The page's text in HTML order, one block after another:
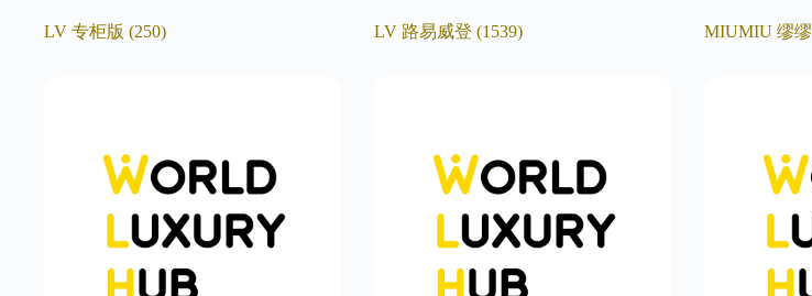
LV 专柜版 (250) LV 路易威登 (1539) MIUMIU 缪缪